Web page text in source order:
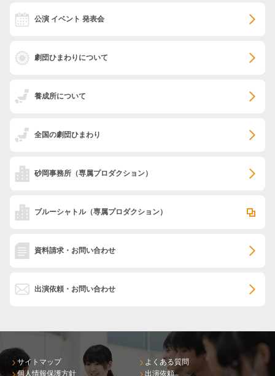
公演 イベント 発表会
劇団ひまわりについて
養成所について
全国の劇団ひまわり
砂岡事務所 （専属プロダクション）
ブルーシャトル（専属プロダクション）
資料請求・お問い合わせ
出演依頼・お問い合わせ
サイトマップ
個人情報保護方針
よくある質問
出演依頼